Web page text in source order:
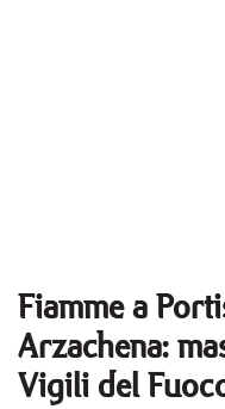
Fiamme a
Arzachena:
Vigili del